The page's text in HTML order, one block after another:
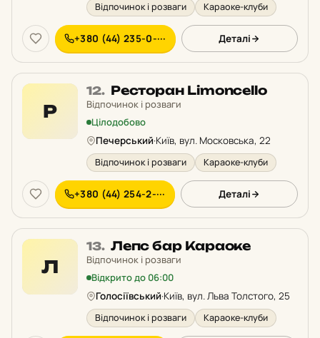
Відпочинок і розваги Караоке-клуби
+380 (44) 235-0-··· Деталі
Р
12. Місце
12
у
Ресторан Limoncello
Відпочинок і розваги
Цілодобово
Печерський·Київ, вул. Московська, 22
Відпочинок і розваги Караоке-клуби
+380 (44) 254-2-··· Деталі
Л
13. Місце
13
у
рейтингу:
Лепс бар Караоке
Відпочинок і розваги
Відкрито до 06:00
Голосіївський·Київ, вул. Льва Толстого, 25
Відпочинок і розваги Караоке-клуби